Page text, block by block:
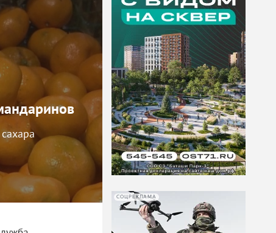
СОЦРЕКЛАМА